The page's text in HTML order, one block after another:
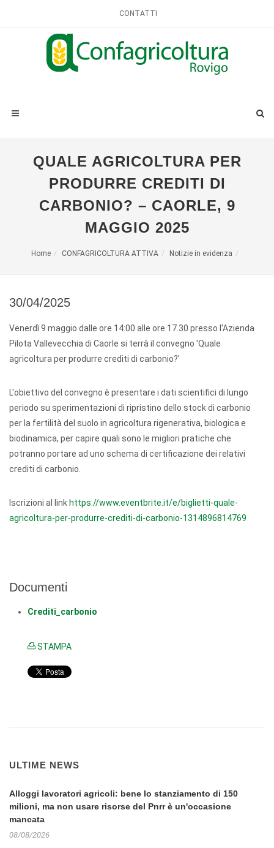
CONTATTI
QUALE AGRICOLTURA PER
PRODURRE CREDITI DI
CARBONIO? – CAORLE, 9
MAGGIO 2025
Home CONFAGRICOLTURA ATTIVA Notizie in evidenza
30/04/2025
Venerdì 9 maggio dalle ore 14:00 alle ore 17.30 presso l'Azienda
Pilota Vallevecchia di Caorle si terrà il convegno 'Quale
agricoltura per produrre crediti di carbonio?'
L'obiettivo del convegno è presentare i dati scientifici di lungo
periodo su sperimentazioni di ripristino dello stock di carbonio
per la fertilità del suolo in agricoltura rigenerativa, biologica e
biodinamica, per capire quali sono le migliori pratiche che
potranno portare ad uno schema di certificazione dei relativi
crediti di carbonio.
Iscrizioni al link https://www.eventbrite.it/e/biglietti-quale-
agricoltura-per-produrre-crediti-di-carbonio-1314896814769
Documenti
Crediti_carbonio
STAMPA
ULTIME NEWS
Alloggi lavoratori agricoli: bene lo stanziamento di 150
milioni, ma non usare risorse del Pnrr è un'occasione
mancata
08/08/2026